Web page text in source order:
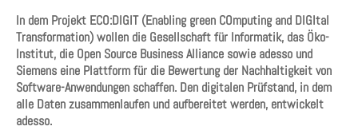
In dem Projekt ECO:DIGIT (Enabling green COmputing and DIGItal
Transformation) wollen die Gesellschaftfür Informatik, das Öko-
Institut, die Open Source Business Alliance sowie adesso und
Siemens eine Plattform für die Bewertung der Nachhaltigkeit von
Software-Anwendungen schaffen. Den digitalen Prüfstand, in dem
alle Daten zusammenlaufen und aufbereitet werden, entwickelt
adesso.